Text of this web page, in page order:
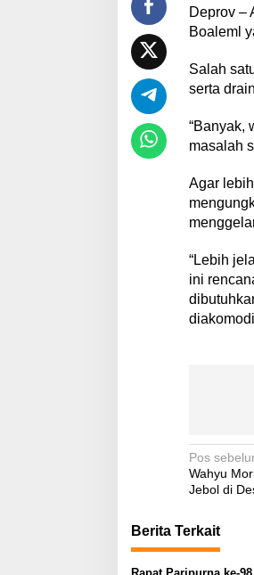
Deprov –
Boaleml
Salah
serta
“Banyak,
masalah
Agar
“Lebih
ini
N
a
i
Pos
Wahyu
Jebol di
Berita Terkait